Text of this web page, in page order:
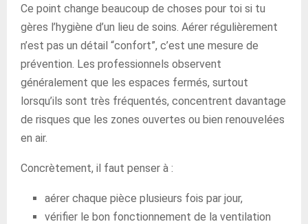
Ce point change beaucoup de choses pour toi si tu
gères l’hygiène d’un lieu de soins. Aérer régulièrement
n’est pas un détail “confort”, c’est une mesure de
prévention. Les professionnels observent
généralement que les espaces fermés, surtout
lorsqu’ils sont très fréquentés, concentrent davantage
de risques que les zones ouvertes ou bien renouvelées
en air.
Concrètement, il faut penser à :
aérer chaque pièce plusieurs fois par jour,
vérifier le bon fonctionnement de la ventilation